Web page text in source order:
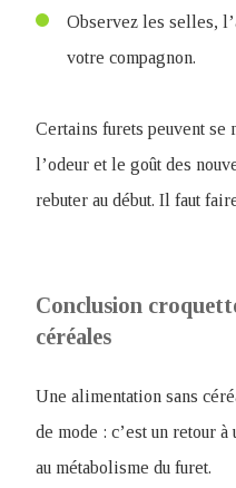
Observez les selles,
votre compagnon.
Certains furets peuvent
l’odeur et le goût des
rebuter au début. Il faut
Conclusion
céréales
Une alimentation sans
de mode : c’est un retour
au métabolisme du furet.